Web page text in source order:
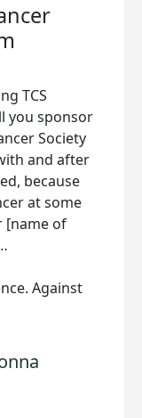
TCS
you sponsor
Society
and after
because
at some
[name of
Against